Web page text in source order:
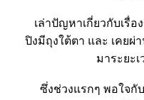
เล่าปัญหาเกี่ยวกับเรื่
ปิงมีถุงใต้ตา และ เคยผ่
มาระยะ
ซึ่งช่วงแรกๆ พอใจกั